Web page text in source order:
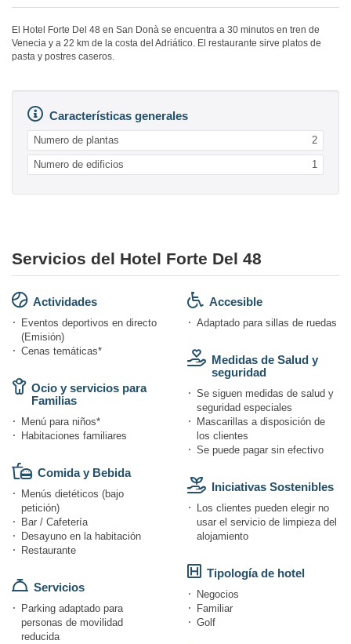
El Hotel Forte Del 48 en San Donà se encuentra a 30 minutos en tren de
Venecia y a 22 km de la costa del Adriático. El restaurante sirve platos de
pasta y postres caseros.
Características generales
Numero de plantas 2
Numero de edificios 1
Servicios del Hotel Forte Del 48
Actividades
Eventos deportivos en directo
(Emisión)
Cenas temáticas*
Ocio y servicios para
Familias
Menú para niños*
Habitaciones familiares
Comida y Bebida
Menús dietéticos (bajo
petición)
Bar / Cafetería
Desayuno en la habitación
Restaurante
Servicios
Parking adaptado para
personas de movilidad
reducida
Accesible
Adaptado para sillas de ruedas
Medidas de Salud y
seguridad
Se siguen medidas de salud y
seguridad especiales
Mascarillas a disposición de
los clientes
Se puede pagar sin efectivo
Iniciativas Sostenibles
Los clientes pueden elegir no
usar el servicio de limpieza del
alojamiento
Tipología de hotel
Negocios
Familiar
Golf